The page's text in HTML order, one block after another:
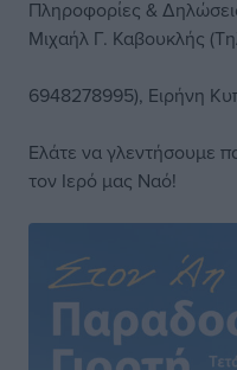
Πληροφορίες &
Μιχαήλ Γ. Καβουκλής
6948278995), Ειρήνη
Ελάτε να γλεντήσουμε
τον Ιερό μας Ναό!